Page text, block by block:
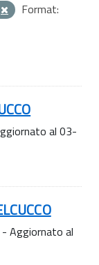
Format:
al 03-
- Aggiornato al